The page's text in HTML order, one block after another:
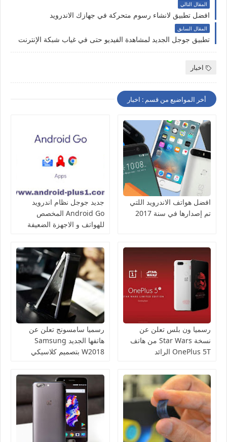
المقال التالي
افضل تطبيق لانشاء رسوم متحركة في جهازك الاندرويد
المقال السابق
تطبيق جوجل الجديد لمشاهدة الفيديو حتى في غياب شبكة الإنترنت
اخبار
أخر المواضيع من قسم : اخبار
افضل هواتف الاندرويد اللتي
تم إصدارها في سنة 2017
جديد جوجل نظام اندرويد
Android Go المخصص
للهواتف و الاجهزة الضعيفة
رسميا ون بلس تعلن عن
نسخة Star Wars من هاتف
OnePlus 5T الرائد
رسميا سامسونج تعلن عن
هاتفها الجديد Samsung
W2018 بتصميم كلاسيكي